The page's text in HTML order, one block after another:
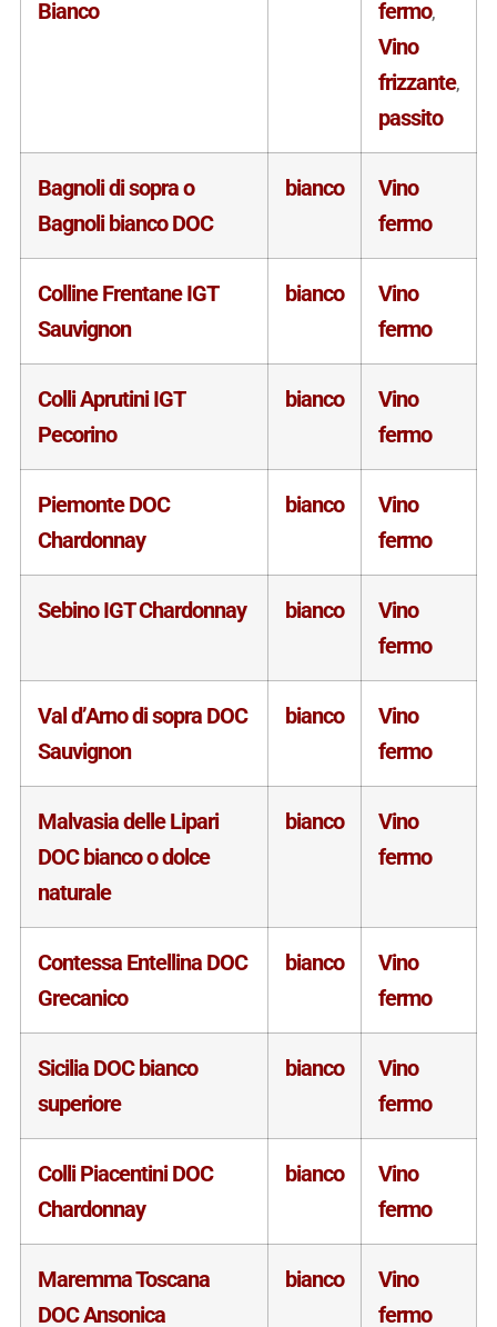
Bianco fermo,
Vino
frizzante,
passito
Bagnoli di sopra o
Bagnoli bianco DOC
bianco
Vino
fermo
Colline Frentane IGT
Sauvignon
bianco
Vino
fermo
Colli Aprutini IGT
Pecorino
bianco
Vino
fermo
Piemonte DOC
Chardonnay
bianco
Vino
fermo
Sebino IGT Chardonnay bianco
Vino
fermo
Val d’Arno di sopra DOC
Sauvignon
bianco
Vino
fermo
Malvasia delle Lipari
DOC bianco o dolce
naturale
bianco
Vino
fermo
Contessa Entellina DOC
Grecanico
bianco
Vino
fermo
Sicilia DOC bianco
superiore
bianco
Vino
fermo
Colli Piacentini DOC
Chardonnay
bianco
Vino
fermo
Maremma Toscana
DOC Ansonica
bianco
Vino
fermo